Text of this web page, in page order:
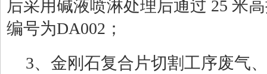
后采用碱液喷淋处理后通过 25 米
编号为DA002 ；
3、 金刚石复合片切割工序废气